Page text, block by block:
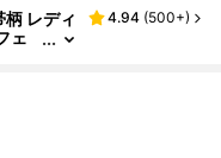
レディ
ェ
2
4.94 (500+)